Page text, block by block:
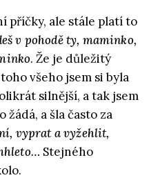
příčky, ale stále platí to
v pohodě ty, maminko,
. Že je důležitý
všeho jsem si byla
silnější, a tak jsem
žádá, a šla často za
vyprat a vyžehlit,
Stejného